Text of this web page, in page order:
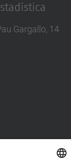
Gargallo, 14